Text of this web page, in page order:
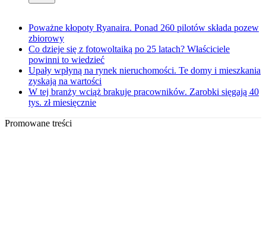
Poważne kłopoty Ryanaira. Ponad 260 pilotów składa pozew
zbiorowy
Co dzieje się z fotowoltaiką po 25 latach? Właściciele
powinni to wiedzieć
Upały wpłyną na rynek nieruchomości. Te domy i mieszkania
zyskają na wartości
W tej branży wciąż brakuje pracowników. Zarobki sięgają 40
tys. zł miesięcznie
Promowane treści